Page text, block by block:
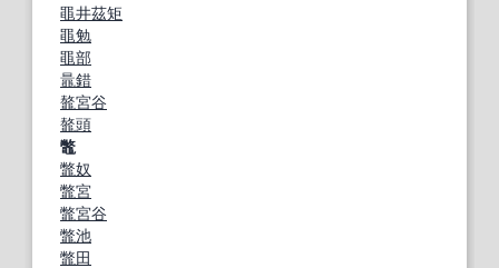
黽井茲矩
黽勉
黽部
鼂錯
鼇宮谷
鼇頭
鼈
鼈奴
鼈宮
鼈宮谷
鼈池
鼈田